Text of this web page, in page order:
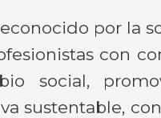
por la
con
social,
sustentable,